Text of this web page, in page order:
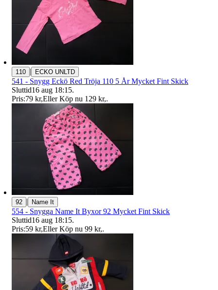
110 | ECKO UNLTD
541 - Snygg Eckö Red Tröja 110 5 År Mycket Fint Skick
Sluttid16 aug 18:15.
Pris:79 kr,Eller Köp nu 129 kr,.
92 | Name It
554 - Snygga Name It Byxor 92 Mycket Fint Skick
Sluttid16 aug 18:15.
Pris:59 kr,Eller Köp nu 99 kr,.